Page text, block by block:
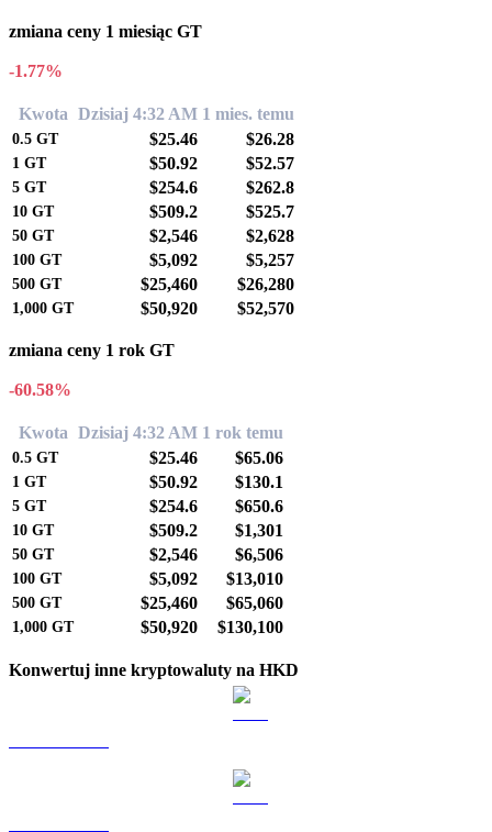
zmiana ceny 1 miesiąc GT
-1.77%
Kwota Dzisiaj 4:32 AM 1 mies. temu
0.5 GT $25.46 $26.28
1 GT $50.92 $52.57
5 GT $254.6 $262.8
10 GT $509.2 $525.7
50 GT $2,546 $2,628
100 GT $5,092 $5,257
500 GT $25,460 $26,280
1,000 GT $50,920 $52,570
zmiana ceny 1 rok GT
-60.58%
Kwota Dzisiaj 4:32 AM 1 rok temu
0.5 GT $25.46 $65.06
1 GT $50.92 $130.1
5 GT $254.6 $650.6
10 GT $509.2 $1,301
50 GT $2,546 $6,506
100 GT $5,092 $13,010
500 GT $25,460 $65,060
1,000 GT $50,920 $130,100
Konwertuj inne kryptowaluty na HKD